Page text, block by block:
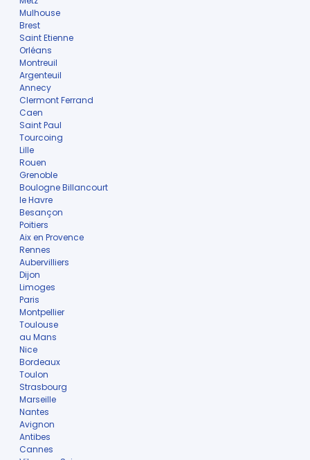
Mulhouse
Brest
Saint Etienne
Orléans
Montreuil
Argenteuil
Annecy
Clermont Ferrand
Caen
Saint Paul
Tourcoing
Lille
Rouen
Grenoble
Boulogne Billancourt
le Havre
Besançon
Poitiers
Aix en Provence
Rennes
Aubervilliers
Dijon
Limoges
Paris
Montpellier
Toulouse
au Mans
Nice
Bordeaux
Toulon
Strasbourg
Marseille
Nantes
Avignon
Antibes
Cannes